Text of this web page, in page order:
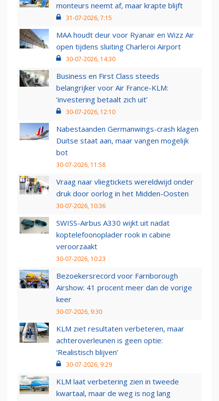
monteurs neemt af, maar krapte blijft
31-07-2026, 7:15
MAA houdt deur voor Ryanair en Wizz Air
open tijdens sluiting Charleroi Airport
30-07-2026, 14:30
Business en First Class steeds
belangrijker voor Air France-KLM:
‘investering betaalt zich uit’
30-07-2026, 12:10
Nabestaanden Germanwings-crash klagen
Duitse staat aan, maar vangen mogelijk
bot
30-07-2026, 11:58
Vraag naar vliegtickets wereldwijd onder
druk door oorlog in het Midden-Oosten
30-07-2026, 10:36
SWISS-Airbus A330 wijkt uit nadat
koptelefoonoplader rook in cabine
veroorzaakt
30-07-2026, 10:23
Bezoekersrecord voor Farnborough
Airshow: 41 procent meer dan de vorige
keer
30-07-2026, 9:30
KLM ziet resultaten verbeteren, maar
achteroverleunen is geen optie:
‘Realistisch blijven’
30-07-2026, 9:29
KLM laat verbetering zien in tweede
kwartaal, maar de weg is nog lang